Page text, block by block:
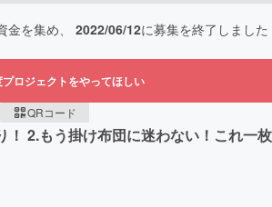
金を集め、 2022/06/12に募集を終了しました
プロジェクトをやってほしい
QRコード
2.もう掛け布団に迷わない！これ一